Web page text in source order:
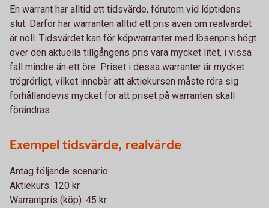
En warrant har alltid ett tidsvärde, förutom vid löptidens
slut. Därför har warranten alltid ett pris även om realvärdet
är noll. Tidsvärdet kan för köpwarranter med lösenpris högt
över den aktuella tillgångens pris vara mycket litet, i vissa
fall mindre än ett öre. Priset i dessa warranter är mycket
trögrörligt, vilket innebär att aktiekursen måste röra sig
förhållandevis mycket för att priset på warranten skall
förändras.
Exempel tidsvärde, realvärde
Antag följande scenario:
Aktiekurs: 120 kr
Warrantpris (köp): 45 kr